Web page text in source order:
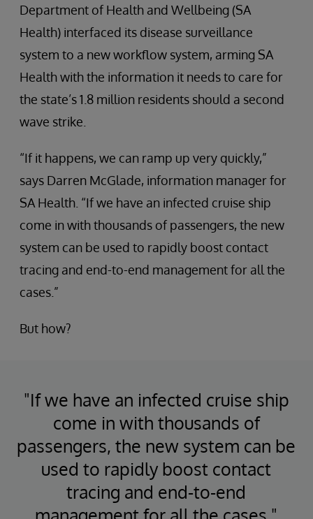
Department of Health and Wellbeing (SA
Health) interfaced its disease surveillance
system to a new workflow system, arming SA
Health with the information it needs to care for
the state’s 1.8 million residents should a second
wave strike.
“If it happens, we can ramp up very quickly,”
says Darren McGlade, information manager for
SA Health. “If we have an infected cruise ship
come in with thousands of passengers, the new
system can be used to rapidly boost contact
tracing and end-to-end management for all the
cases.”
But how?
"If we have an infected cruise ship
come in with thousands of
passengers, the new system can be
used to rapidly boost contact
tracing and end-to-end